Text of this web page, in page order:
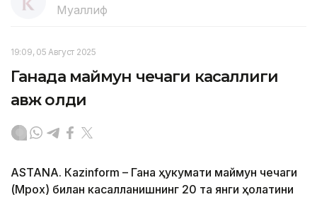
Муаллиф
19:09, 05 Август 2025
Ганада маймун чечаги касаллиги
авж олди
ASTANА. Кazinform – Гана ҳукумати маймун чечаги
(Мpох) билан касалланишнинг 20 та янги ҳолатини